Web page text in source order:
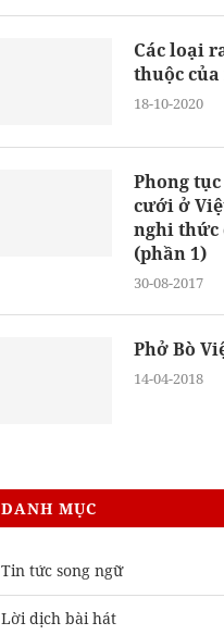
Các loại
thuộc
18-10-2020
Phong
cưới ở
nghi thức
(phần 1)
30-08-2017
Phở Bò
14-04-2018
DANH MỤC
Tin tức song ngữ
Lời dịch bài hát